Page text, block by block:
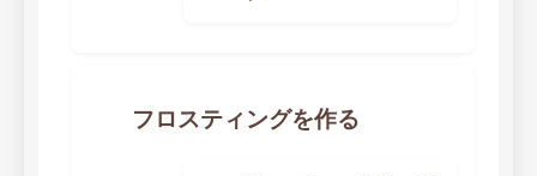
フロスティングを作る